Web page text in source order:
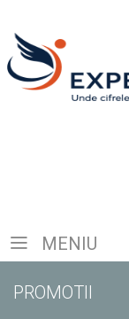
MENIU
PROMOTII